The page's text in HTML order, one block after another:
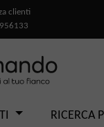
clienti
RICERCA